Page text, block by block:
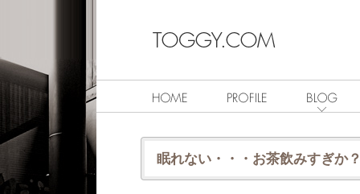
眠れない・・・お茶飲みすぎか